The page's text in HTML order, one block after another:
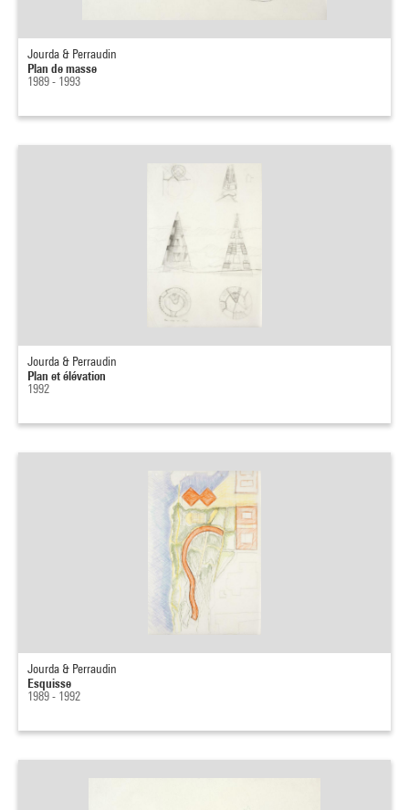
Jourda & Perraudin
Plan de masse
1989 - 1993
Jourda & Perraudin
Plan et élévation
1992
Jourda & Perraudin
Esquisse
1989 - 1992